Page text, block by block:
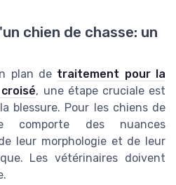
chien de chasse: un
plan de traitement pour la
, une étape cruciale est
blessure. Pour les chiens de
comporte des nuances
leur morphologie et de leur
Les vétérinaires doivent